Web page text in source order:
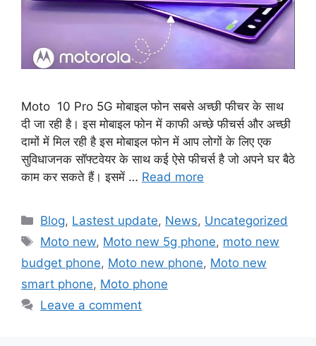
Moto 10 Pro 5G मोबाइल फोन सबसे अच्छी फीचर के साथ
दी जा रही है। इस मोबाइल फोन में काफी अच्छे फीचर्स और अच्छी
दामों में मिल रही है इस मोबाइल फोन में आप लोगों के लिए एक
सुविधाजनक सॉफ्टवेयर के साथ कई ऐसे फीचर्स है जो अपने घर बैठे
काम कर सकते हैं। इसमें … Read more
Categories
Blog, Lastest update, News, Uncategorized
Tags
Moto new, Moto new 5g phone, moto new
budget phone, Moto new phone, Moto new
smart phone, Moto phone
Leave a comment